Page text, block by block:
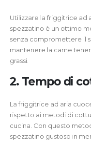
Utilizzare la friggitrice ad
spezzatino è un ottimo
senza compromettere il
mantenere la carne
grassi.
2. Tempo di
La friggitrice ad aria
rispetto ai metodi di
cucina. Con questo
spezzatino gustoso in